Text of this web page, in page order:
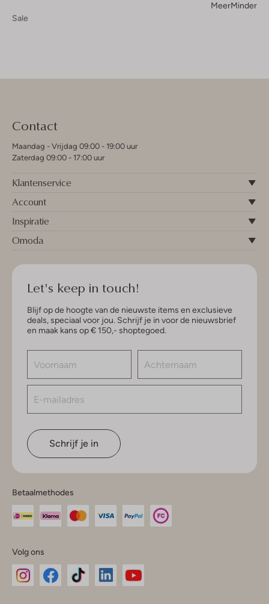
MeerMinder
Sale
Contact
Maandag - Vrijdag 09:00 - 19:00 uur
Zaterdag 09:00 - 17:00 uur
Klantenservice
Account
Inspiratie
Omoda
Let's keep in touch!
Blijf op de hoogte van de nieuwste items en exclusieve
deals, speciaal voor jou. Schrijf je in voor de nieuwsbrief
en maak kans op € 150,- shoptegoed.
Schrijf je in
Betaalmethodes
Volg ons